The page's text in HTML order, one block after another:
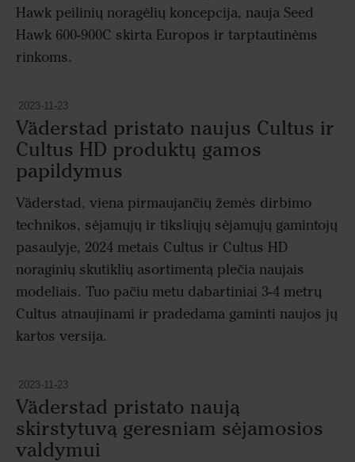
Hawk peilinių noragėlių koncepcija, nauja Seed
Hawk 600-900C skirta Europos ir tarptautinėms
rinkoms.
2023-11-23
Väderstad pristato naujus Cultus ir
Cultus HD produktų gamos
papildymus
Väderstad, viena pirmaujančių žemės dirbimo
technikos, sėjamųjų ir tiksliųjų sėjamųjų gamintojų
pasaulyje, 2024 metais Cultus ir Cultus HD
noraginių skutiklių asortimentą plečia naujais
modeliais. Tuo pačiu metu dabartiniai 3-4 metrų
Cultus atnaujinami ir pradedama gaminti naujos jų
kartos versija.
2023-11-23
Väderstad pristato naują
skirstytuvą geresniam sėjamosios
valdymui